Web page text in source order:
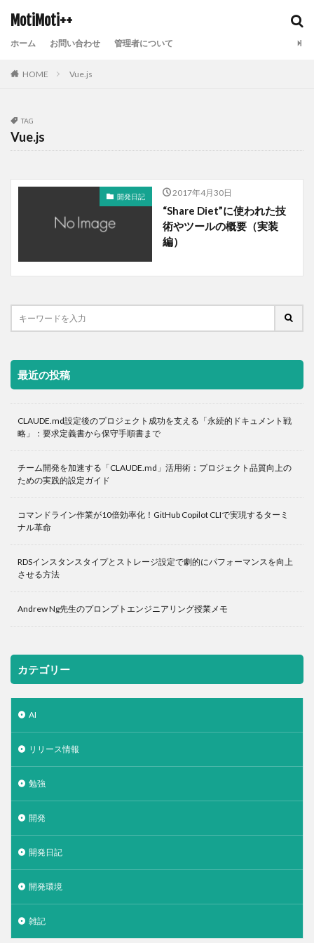
MotiMoti++
ホーム お問い合わせ 管理者について
HOME Vue.js
TAG
Vue.js
開発日記 2017年4月30日
“Share Diet”に使われた技
術やツールの概要（実装
編）
最近の投稿
CLAUDE.md設定後のプロジェクト成功を支える「永続的ドキュメント戦
略」：要求定義書から保守手順書まで
チーム開発を加速する「CLAUDE.md」活用術：プロジェクト品質向上の
ための実践的設定ガイド
コマンドライン作業が10倍効率化！GitHub Copilot CLIで実現するターミ
ナル革命
RDSインスタンスタイプとストレージ設定で劇的にパフォーマンスを向上
させる方法
Andrew Ng先生のプロンプトエンジニアリング授業メモ
カテゴリー
AI
リリース情報
勉強
開発
開発日記
開発環境
雑記